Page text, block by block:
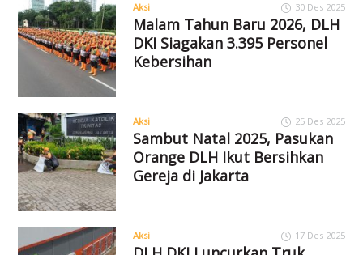
Aksi 30 Des 2025
Malam Tahun Baru 2026, DLH
DKI Siagakan 3.395 Personel
Kebersihan
Aksi 25 Des 2025
Sambut Natal 2025, Pasukan
Orange DLH Ikut Bersihkan
Gereja di Jakarta
Aksi 17 Des 2025